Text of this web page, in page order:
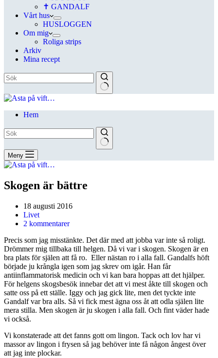
✝ GANDALF
Vårt hus
HUSLOGGEN
Om mig
Roliga strips
Arkiv
Mina recept
Hem
Meny
Skogen är bättre
18 augusti 2016
Livet
2 kommentarer
Precis som jag misstänkte. Det där med att jobba var inte så roligt.
Drömmer mig tillbaka till helgen. Då vi var i skogen. Skogen är en
bra plats för själen att få ro. Eller nästan ro i alla fall. Gandalfs höft
började ju krångla igen som jag skrev om igår. Han får
antiinflammatorisk medicin och vi kan bara hoppas att det hjälper.
För helgens skogsbesök innebar det att vi mest åkte till skogen och
satte oss på ett ställe. Iggy och jag gick lite, men det tyckte inte
Gandalf var bra alls. Så vi fick mest ägna oss åt att odla själen lite
mera stilla. Men skogen är ju skogen i alla fall. Och fint väder hade
vi också.
Vi konstaterade att det fanns gott om lingon. Tack och lov har vi
massor av lingon i frysen så jag behöver inte få någon ångest över
att jag inte plockar.